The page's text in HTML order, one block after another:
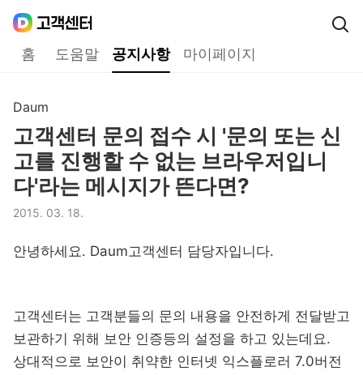
홈 도움말 공지사항 마이페이지
Daum
고객센터 문의 접수 시 '문의 또는 신
고를 진행할 수 없는 브라우저입니
다'라는 메시지가 뜬다면?
2015. 03. 18.
안녕하세요. Daum고객센터 담당자입니다.
고객센터는 고객분들의 문의 내용을 안전하게 전달받고
보관하기 위해 보안 인증등의 설정을 하고 있는데요.
상대적으로 보안이 취약한 인터넷 익스플로러 7.0버전